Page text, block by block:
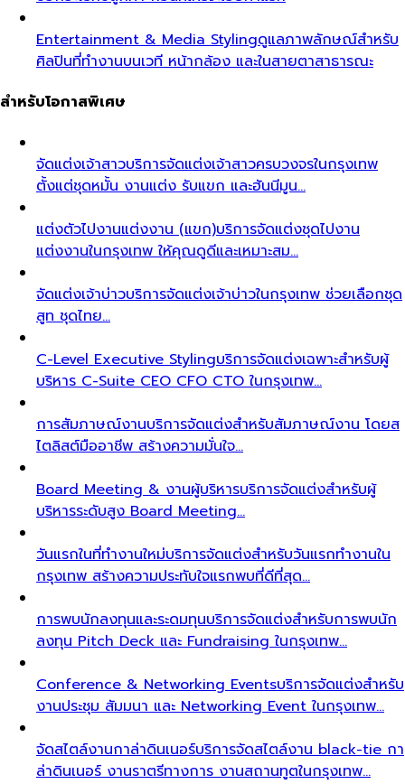
Entertainment & Media Stylingดูแลภาพลักษณ์สำหรับ
ศิลปินที่ทำงานบนเวที หน้ากล้อง และในสายตาสาธารณะ
สำหรับโอกาสพิเศษ
จัดแต่งเจ้าสาวบริการจัดแต่งเจ้าสาวครบวงจรในกรุงเทพ
ตั้งแต่ชุดหมั้น งานแต่ง รับแขก และฮันนีมูน…
แต่งตัวไปงานแต่งงาน (แขก)บริการจัดแต่งชุดไปงาน
แต่งงานในกรุงเทพ ให้คุณดูดีและเหมาะสม…
จัดแต่งเจ้าบ่าวบริการจัดแต่งเจ้าบ่าวในกรุงเทพ ช่วยเลือกชุด
สูท ชุดไทย…
C-Level Executive Stylingบริการจัดแต่งเฉพาะสำหรับผู้
บริหาร C-Suite CEO CFO CTO ในกรุงเทพ…
การสัมภาษณ์งานบริการจัดแต่งสำหรับสัมภาษณ์งาน โดยส
ไตลิสต์มืออาชีพ สร้างความมั่นใจ…
Board Meeting & งานผู้บริหารบริการจัดแต่งสำหรับผู้
บริหารระดับสูง Board Meeting…
วันแรกในที่ทำงานใหม่บริการจัดแต่งสำหรับวันแรกทำงานใน
กรุงเทพ สร้างความประทับใจแรกพบที่ดีที่สุด…
การพบนักลงทุนและระดมทุนบริการจัดแต่งสำหรับการพบนัก
ลงทุน Pitch Deck และ Fundraising ในกรุงเทพ…
Conference & Networking Eventsบริการจัดแต่งสำหรับ
งานประชุม สัมมนา และ Networking Event ในกรุงเทพ…
จัดสไตล์งานกาล่าดินเนอร์บริการจัดสไตล์งาน black-tie กา
ล่าดินเนอร์ งานราตรีทางการ งานสถานทูตในกรุงเทพ…